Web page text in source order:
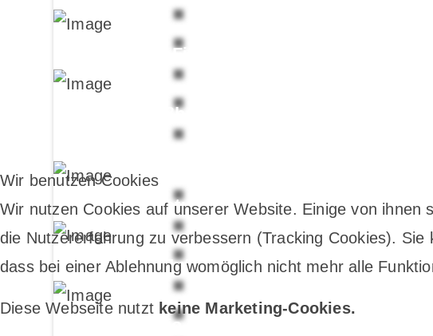
Dance Fitness
Fußball
Geräteturnen
Ju-Jutsu
San Dojo Karate
Wir benutzen Cookies
Wir nutzen Cookies auf unserer Website. Einige von
die Nutzererfahrung zu verbessern (Tracking Cookies).
dass bei einer Ablehnung womöglich nicht mehr alle
Diese Webseite nutzt keine Marketing-Cookies.